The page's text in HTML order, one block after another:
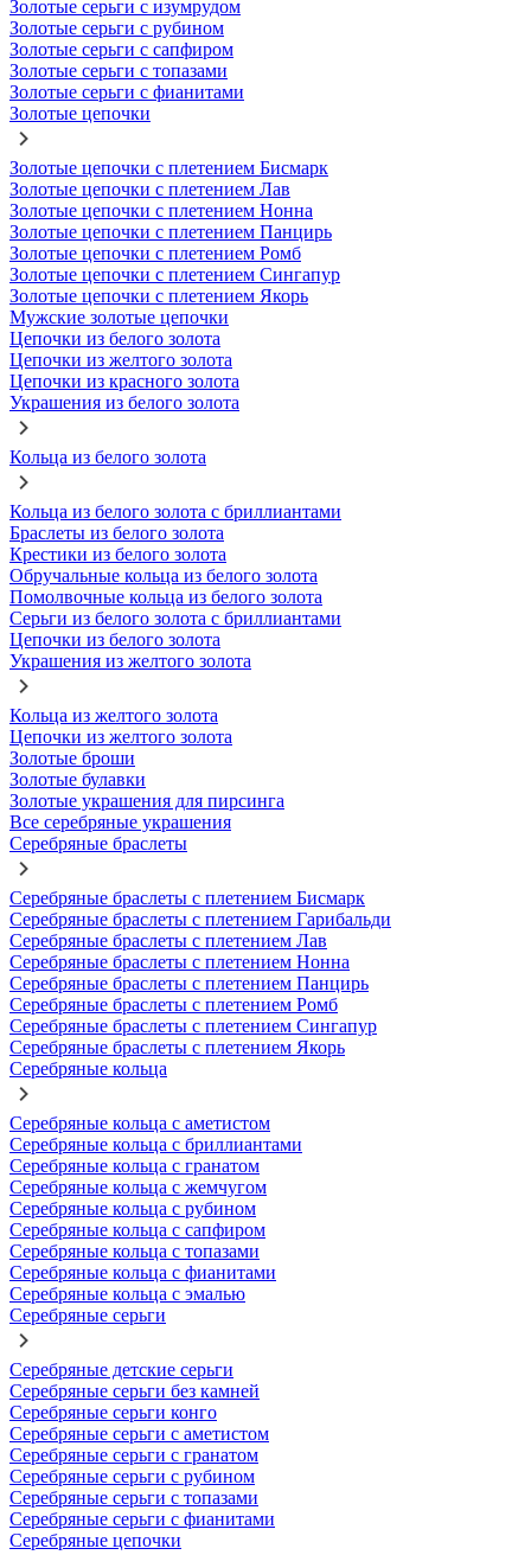
Золотые серьги с изумрудом
Золотые серьги с рубином
Золотые серьги с сапфиром
Золотые серьги с топазами
Золотые серьги с фианитами
Золотые цепочки
Золотые цепочки с плетением Бисмарк
Золотые цепочки с плетением Лав
Золотые цепочки с плетением Нонна
Золотые цепочки с плетением Панцирь
Золотые цепочки с плетением Ромб
Золотые цепочки с плетением Сингапур
Золотые цепочки с плетением Якорь
Мужские золотые цепочки
Цепочки из белого золота
Цепочки из желтого золота
Цепочки из красного золота
Украшения из белого золота
Кольца из белого золота
Кольца из белого золота с бриллиантами
Браслеты из белого золота
Крестики из белого золота
Обручальные кольца из белого золота
Помолвочные кольца из белого золота
Серьги из белого золота с бриллиантами
Цепочки из белого золота
Украшения из желтого золота
Кольца из желтого золота
Цепочки из желтого золота
Золотые броши
Золотые булавки
Золотые украшения для пирсинга
Все серебряные украшения
Серебряные браслеты
Серебряные браслеты с плетением Бисмарк
Серебряные браслеты с плетением Гарибальди
Серебряные браслеты с плетением Лав
Серебряные браслеты с плетением Нонна
Серебряные браслеты с плетением Панцирь
Серебряные браслеты с плетением Ромб
Серебряные браслеты с плетением Сингапур
Серебряные браслеты с плетением Якорь
Серебряные кольца
Серебряные кольца с аметистом
Серебряные кольца с бриллиантами
Серебряные кольца с гранатом
Серебряные кольца с жемчугом
Серебряные кольца с рубином
Серебряные кольца с сапфиром
Серебряные кольца с топазами
Серебряные кольца с фианитами
Серебряные кольца с эмалью
Серебряные серьги
Серебряные детские серьги
Серебряные серьги без камней
Серебряные серьги конго
Серебряные серьги с аметистом
Серебряные серьги с гранатом
Серебряные серьги с рубином
Серебряные серьги с топазами
Серебряные серьги с фианитами
Серебряные цепочки